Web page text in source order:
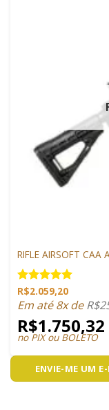
RIFLE AIRSOFT CAA
Avaliação
5.00 de 5
R$2.059,20
Em até 8x deR$
R$1.750,32
no PIX ou BOLETO
ENVIE-ME UM